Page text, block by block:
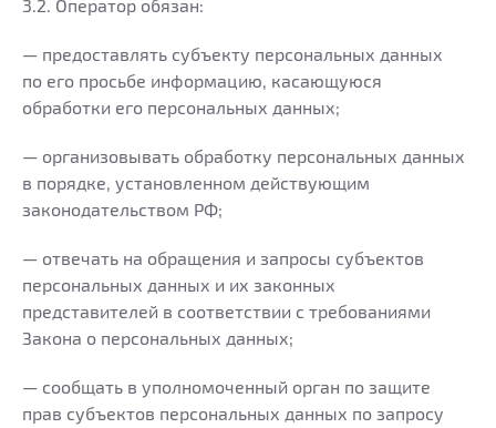
3.2. Оператор обязан:
— предоставлять субъекту персональных данных
по его просьбе информацию, касающуюся
обработки его персональных данных;
— организовывать обработку персональных данных
в порядке, установленном действующим
законодательством РФ;
— отвечать на обращения и запросы субъектов
персональных данных и их законных
представителей в соответствии с требованиями
Закона о персональных данных;
— сообщать в уполномоченный орган по защите
прав субъектов персональных данных по запросу